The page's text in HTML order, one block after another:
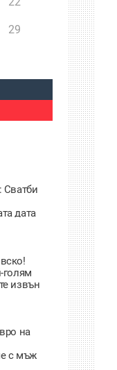
29
Сватби
дата
голям
извън
на
с мъж